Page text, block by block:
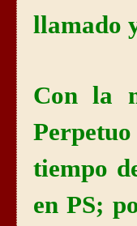
llamado
Con la
tiempo
en PS;